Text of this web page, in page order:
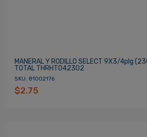
MANERAL Y RODILLO SELECT 9X3/4plg
TOTAL THRHT042302
SKU: 81002176
$2.75